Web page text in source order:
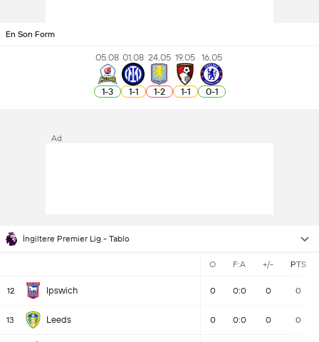
En Son Form
05.08
1-3
01.08
1-1
24.05
1-2
19.05
1-1
16.05
0-1
İngiltere Premier Lig - Tablo
O F:A +/- PTS
12 Ipswich 0 0:0 0 0
13 Leeds 0 0:0 0 0
Ad